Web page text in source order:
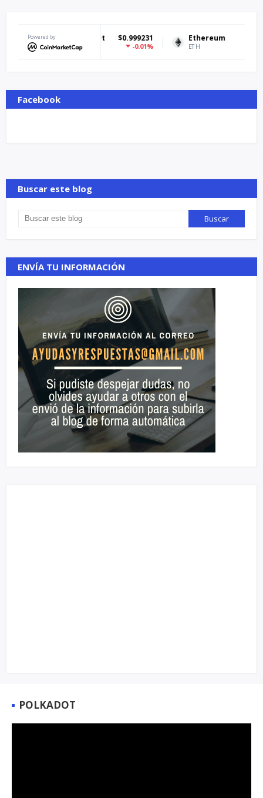
Powered by
Tether USDt
-0.01%
Ethereum $1,919.20
ETH
Facebook
Buscar este blog
ENVÍA TU INFORMACIÓN
POLKADOT